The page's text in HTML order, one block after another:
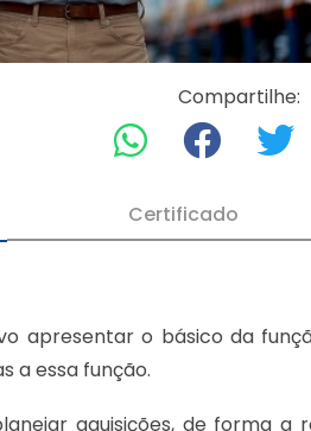
Compartilhe:
Certificado
apresentar o básico da
a essa função.
aquisições, de forma